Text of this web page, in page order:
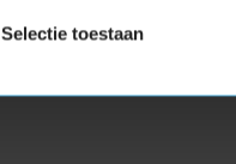
Selectie toestaan